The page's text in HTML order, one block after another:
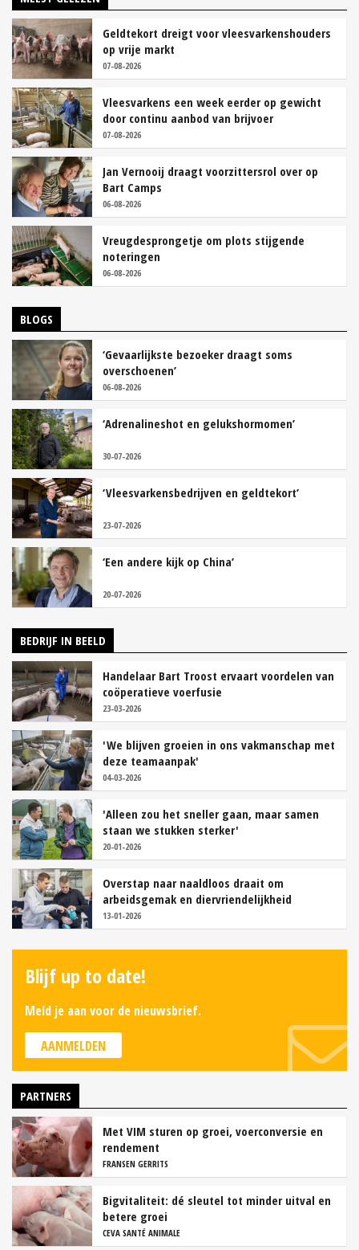
Geldtekort dreigt voor vleesvarkenshouders
op vrije markt
07-08-2026
Vleesvarkens een week eerder op gewicht
door continu aanbod van brijvoer
07-08-2026
Jan Vernooij draagt voorzittersrol over op
Bart Camps
06-08-2026
Vreugdesprongetje om plots stijgende
noteringen
06-08-2026
BLOGS
‘Gevaarlijkste bezoeker draagt soms
overschoenen’
06-08-2026
‘Adrenalineshot en gelukshormomen’
30-07-2026
‘Vleesvarkensbedrijven en geldtekort’
23-07-2026
‘Een andere kijk op China’
20-07-2026
BEDRIJF IN BEELD
Handelaar Bart Troost ervaart voordelen van
coöperatieve voerfusie
23-03-2026
'We blijven groeien in ons vakmanschap met
deze teamaanpak'
04-03-2026
'Alleen zou het sneller gaan, maar samen
staan we stukken sterker'
20-01-2026
Overstap naar naaldloos draait om
arbeidsgemak en diervriendelijkheid
13-01-2026
Blijf up to date!
Meld je aan voor de nieuwsbrief.
AANMELDEN
PARTNERS
Met VIM sturen op groei, voerconversie en
rendement
FRANSEN GERRITS
Bigvitaliteit: dé sleutel tot minder uitval en
betere groei
CEVA SANTÉ ANIMALE